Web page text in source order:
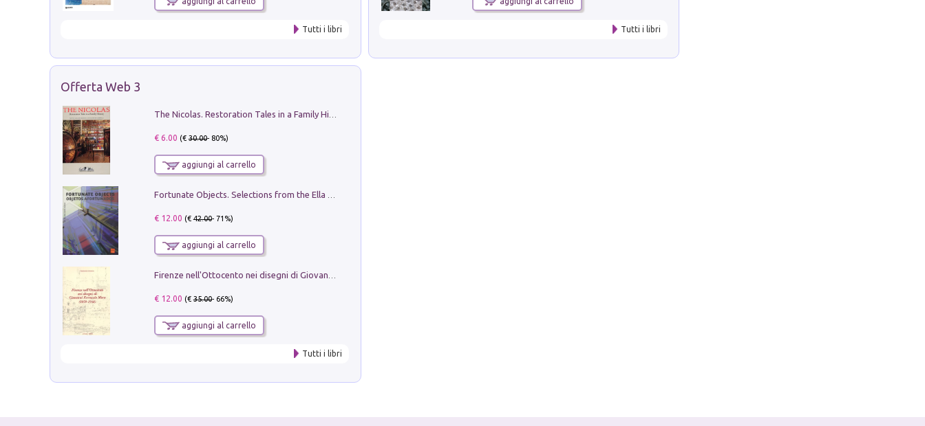
Tutti i libri Tutti i libri
Offerta Web 3
€ 6.00 (€30.00- 80%)
aggiungi al carrello
€ 12.00 (€42.00- 71%)
aggiungi al carrello
€ 12.00 (€35.00- 66%)
aggiungi al carrello
Tutti i libri